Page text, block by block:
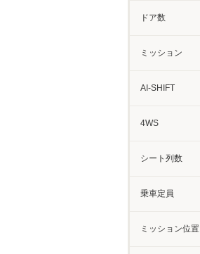
ドア数
ミッション
AI-SHIFT
4WS
シート列数
乗車定員
ミッション位置